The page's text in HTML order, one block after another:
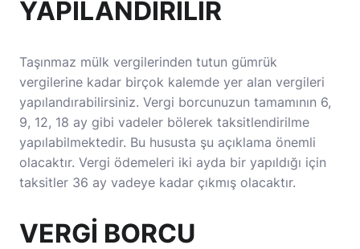
YAPILANDIRILIR
Taşınmaz mülk vergilerinden tutun gümrük
vergilerine kadar birçok kalemde yer alan vergileri
yapılandırabilirsiniz. Vergi borcunuzun tamamının 6,
9, 12, 18 ay gibi vadeler bölerek taksitlendirilme
yapılabilmektedir. Bu hususta şu açıklama önemli
olacaktır. Vergi ödemeleri iki ayda bir yapıldığı için
taksitler 36 ay vadeye kadar çıkmış olacaktır.
VERGİ BORCU